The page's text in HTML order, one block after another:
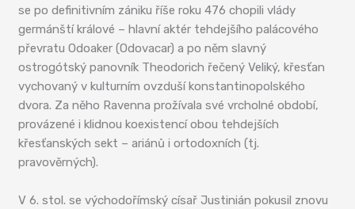
se po definitivním zániku říše roku 476 chopili vlády
germánští králové – hlavní aktér tehdejšího palácového
převratu Odoaker (Odovacar) a po něm slavný
ostrogótský panovník Theodorich řečený Veliký, křesťan
vychovaný v kulturním ovzduší konstantinopolského
dvora. Za něho Ravenna prožívala své vrcholné období,
provázené i klidnou koexistencí obou tehdejších
křesťanských sekt – ariánů i ortodoxních (tj.
pravověrných).
V 6. stol. se východořímský císař Justinián pokusil znovu